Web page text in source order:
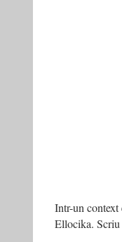
Intr-un context
Ellocika.